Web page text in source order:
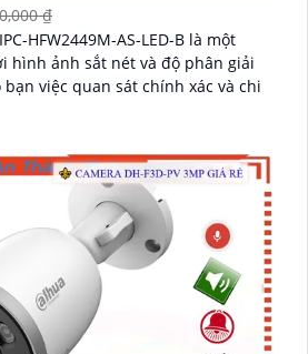
₫
HFW2449M-AS-LED-B là một
hình ảnh sắt nét và độ phân giải
việc quan sát chính xác và chi